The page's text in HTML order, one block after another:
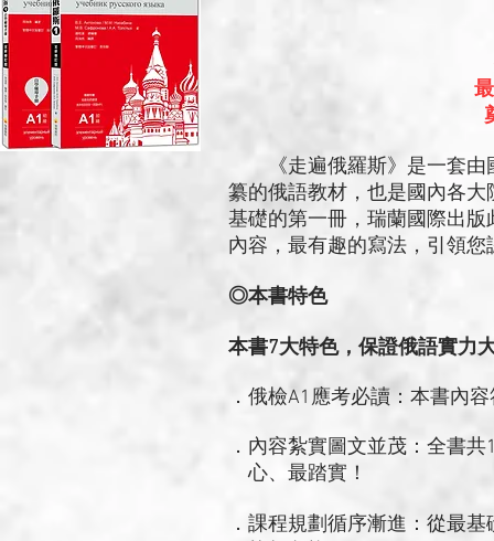
《走遍俄羅斯》是一套由
纂的俄語教材，也是國內各
基礎的第一冊，瑞蘭國際出
內容，最有趣的寫法，引領
◎本書特色
本書7大特色，保證俄語實力
．俄檢A1應考必讀：本書內
．內容紮實圖文並茂：全書
心、最踏實！
．課程規劃循序漸進：從最